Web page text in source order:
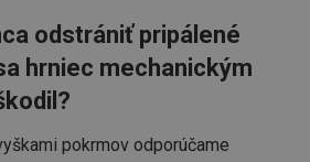
odstrániť pripálené
hrniec mechanickým
pokrmov odporúčame
www.tescoma.sk
2 dni